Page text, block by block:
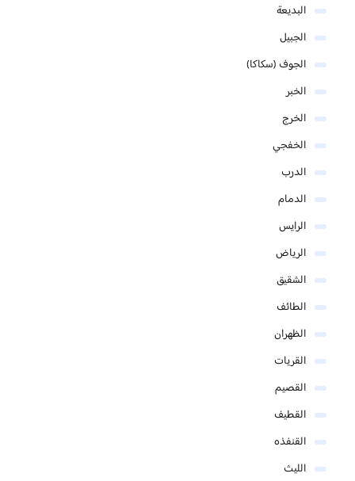
البديعة
الجبيل
الجوف (سكاكا)
الخبر
الخرج
الخفجي
الدرب
الدمام
الرايس
الرياض
الشقيق
الطائف
الظهران
القريات
القصيم
القطيف
القنفذه
الليث